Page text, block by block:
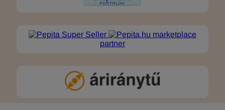
marketplace
partner